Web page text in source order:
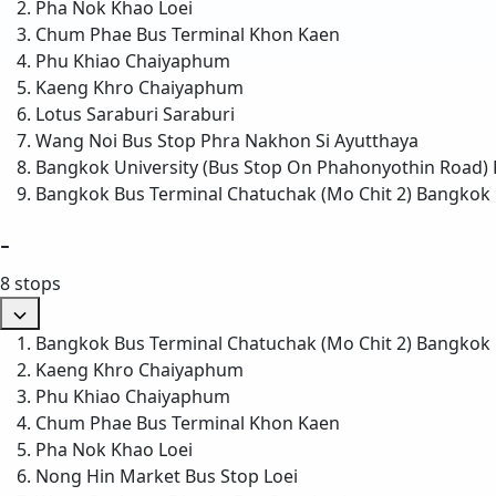
Pha Nok Khao Loei
Chum Phae Bus Terminal Khon Kaen
Phu Khiao Chaiyaphum
Kaeng Khro Chaiyaphum
Lotus Saraburi Saraburi
Wang Noi Bus Stop Phra Nakhon Si Ayutthaya
Bangkok University (Bus Stop On Phahonyothin Road)
Bangkok Bus Terminal Chatuchak (Mo Chit 2) Bangkok
-
8 stops
Bangkok Bus Terminal Chatuchak (Mo Chit 2) Bangkok
Kaeng Khro Chaiyaphum
Phu Khiao Chaiyaphum
Chum Phae Bus Terminal Khon Kaen
Pha Nok Khao Loei
Nong Hin Market Bus Stop Loei